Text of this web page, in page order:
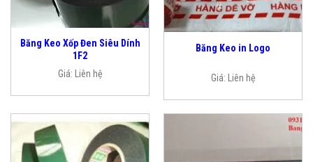
Băng Keo Xốp Đen Siêu Dính
1F2
Giá:
Liên hệ
Băng Keo in Logo
Giá: Liên hệ